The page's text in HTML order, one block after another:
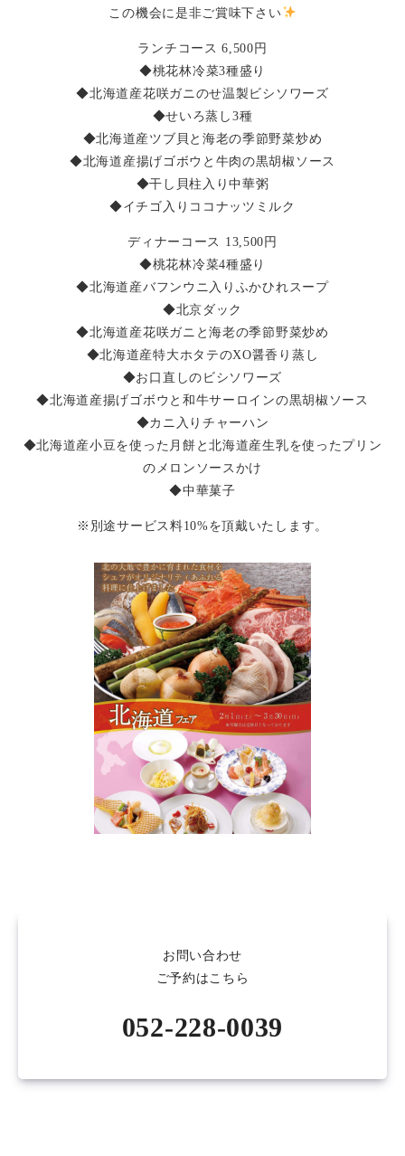
この機会に是非ご賞味下さい
ランチコース 6,500円
◆桃花林冷菜3種盛り
◆北海道産花咲ガニのせ温製ビシソワーズ
◆せいろ蒸し3種
◆北海道産ツブ貝と海老の季節野菜炒め
◆北海道産揚げゴボウと牛肉の黒胡椒ソース
◆干し貝柱入り中華粥
◆イチゴ入りココナッツミルク
ディナーコース 13,500円
◆桃花林冷菜4種盛り
◆北海道産バフンウニ入りふかひれスープ
◆北京ダック
◆北海道産花咲ガニと海老の季節野菜炒め
◆北海道産特大ホタテのXO醤香り蒸し
◆お口直しのビシソワーズ
◆北海道産揚げゴボウと和牛サーロインの黒胡椒ソース
◆カニ入りチャーハン
◆北海道産小豆を使った月餅と北海道産生乳を使ったプリン
のメロンソースかけ
◆中華菓子
※別途サービス料10%を頂戴いたします。
お問い合わせ
ご予約はこちら
052-228-0039